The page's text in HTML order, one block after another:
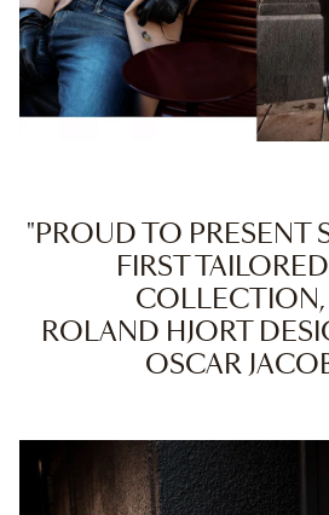
"PROUD TO PRESENT
FIRST
COLLECTION,
ROLAND HJORT
OSCAR